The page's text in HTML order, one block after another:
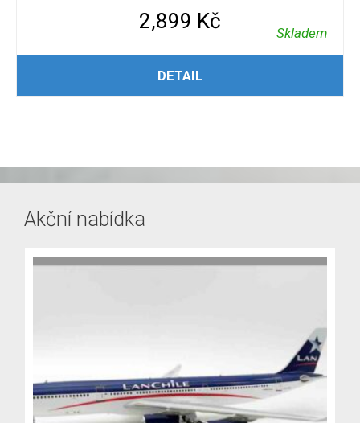
2,899 Kč
Skladem
PŘIDAT DO KOŠÍKU
DETAIL
Akční nabídka